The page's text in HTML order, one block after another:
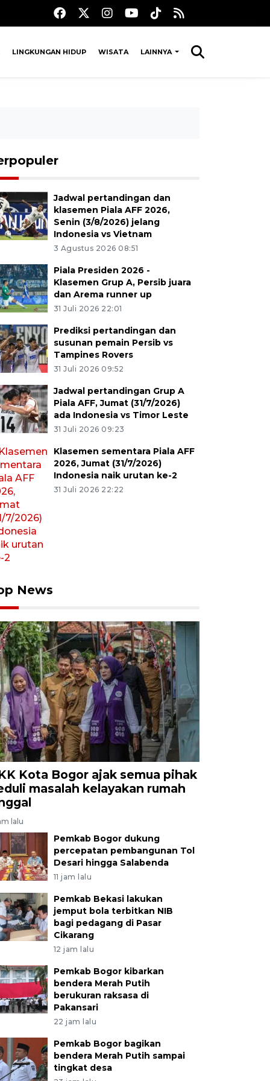
LINGKUNGAN HIDUP WISATA LAINNYA
Jadwal pertandingan dan
klasemen Piala AFF 2026,
Senin (3/8/2026) jelang
Indonesia vs Vietnam
3 Agustus 2026 08:51
Piala Presiden 2026 -
Klasemen Grup A, Persib juara
dan Arema runner up
31 Juli 2026 22:01
Prediksi pertandingan dan
susunan pemain Persib vs
Tampines Rovers
31 Juli 2026 09:52
Jadwal pertandingan Grup A
Piala AFF, Jumat (31/7/2026)
ada Indonesia vs Timor Leste
31 Juli 2026 09:23
Klasemen sementara Piala AFF
2026, Jumat (31/7/2026)
Indonesia naik urutan ke-2
31 Juli 2026 22:22
News
Kota Bogor ajak semua pihak
masalah kelayakan rumah
lalu
Pemkab Bogor dukung
percepatan pembangunan Tol
Desari hingga Salabenda
11 jam lalu
Pemkab Bekasi lakukan
jemput bola terbitkan NIB
bagi pedagang di Pasar
Cikarang
12 jam lalu
Pemkab Bogor kibarkan
bendera Merah Putih
berukuran raksasa di
Pakansari
22 jam lalu
Pemkab Bogor bagikan
bendera Merah Putih sampai
tingkat desa